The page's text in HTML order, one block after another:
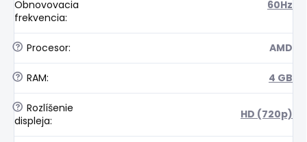
Obnovovacia
frekvencia:
60Hz
? Procesor: AMD
? RAM: 4 GB
? Rozlíšenie
displeja: HD (720p)